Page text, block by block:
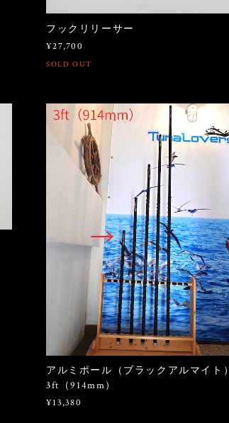
フックリリーサー
¥27,700
SOLD OUT
アルミポール（ブラックアルマイト）
3ft（914mm）
¥13,380